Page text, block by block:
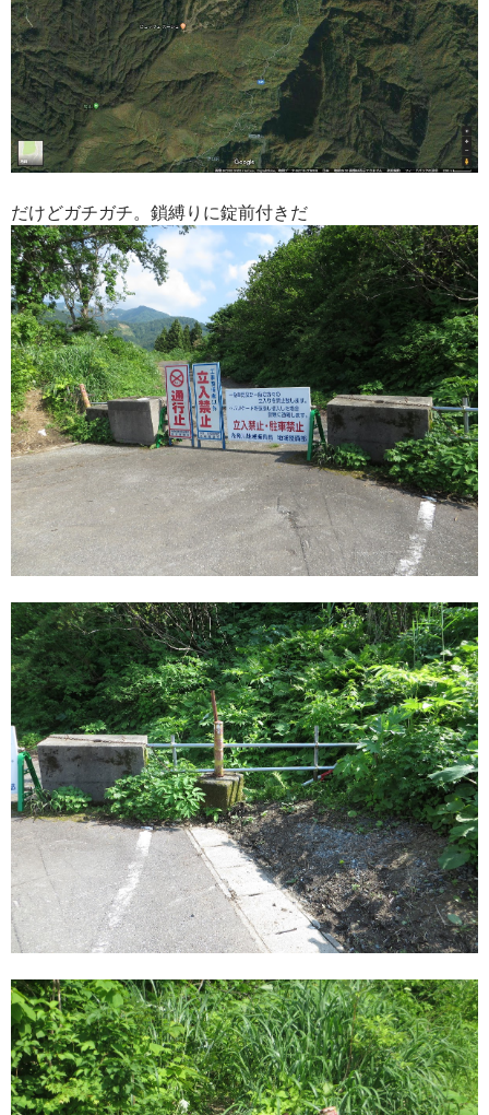
だけどガチガチ。鎖縛りに錠前付きだ